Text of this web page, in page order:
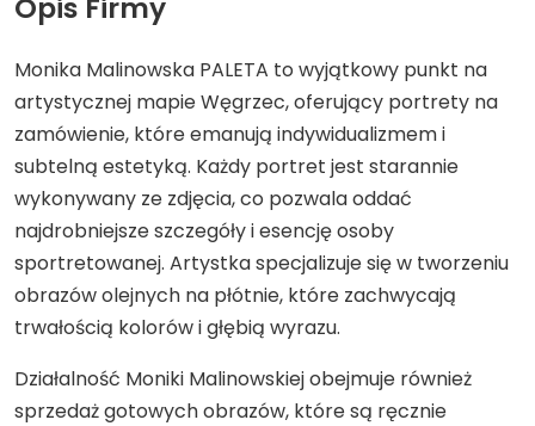
Monika Malinowska PALETA to wyjątkowy punkt na
artystycznej mapie Węgrzec, oferujący portrety na
zamówienie, które emanują indywidualizmem i
subtelną estetyką. Każdy portret jest starannie
wykonywany ze zdjęcia, co pozwala oddać
najdrobniejsze szczegóły i esencję osoby
sportretowanej. Artystka specjalizuje się w tworzeniu
obrazów olejnych na płótnie, które zachwycają
trwałością kolorów i głębią wyrazu.
Działalność Moniki Malinowskiej obejmuje również
sprzedaż gotowych obrazów, które są ręcznie